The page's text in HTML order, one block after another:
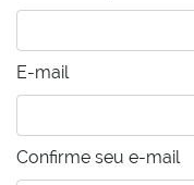
E-mail
Confirme seu e-mail